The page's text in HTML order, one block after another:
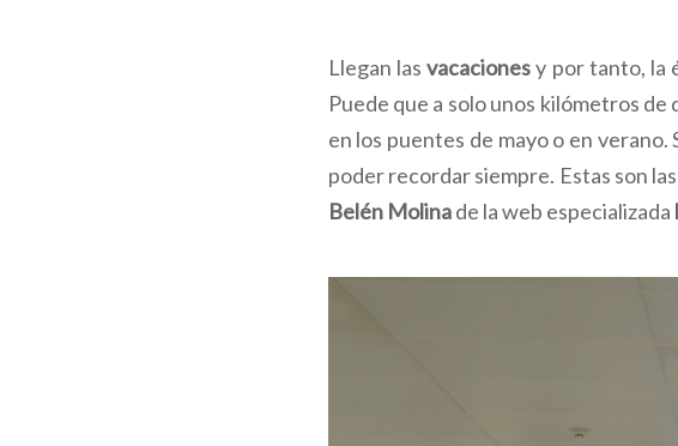
Llegan lasvacacionesy por tanto, la
Puede que a solo unos kilómetros
en los puentes de mayo o en
poder recordar siempre. Estas son
Belén Molinade la web especializada